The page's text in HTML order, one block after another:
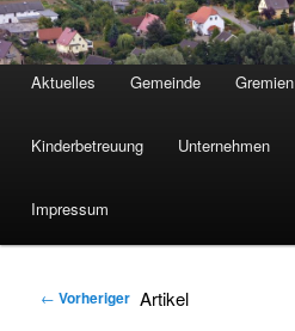
HAUPTMENÜ
Zum
primären
Inhalt
Zum
sekundären
Inhalt
Aktuelles Gemeinde Gremien
Kinderbetreuung Unternehmen
Impressum
Artikel
← Vorheriger